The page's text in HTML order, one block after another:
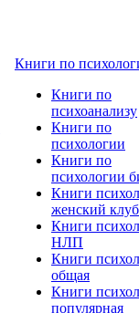
Книги по
Книги по
психоанализу
Книги по
психологии
Книги по
психологии
Книги
женский клуб
Книги
НЛП
Книги
общая
Книги
популярная